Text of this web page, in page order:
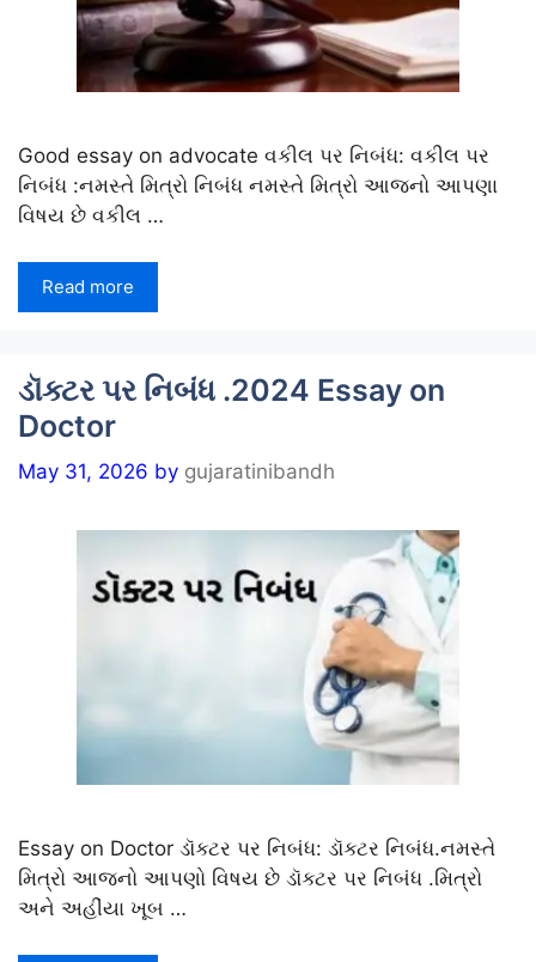
Good essay on advocate વકીલ પર નિબંધ: વકીલ પર
નિબંધ :નમસ્તે મિત્રો નિબંધ નમસ્તે મિત્રો આજનો આપણા
વિષય છે વકીલ …
Read more
ડૉક્ટર પર નિબંધ .2024 Essay on
Doctor
May 31, 2026 by gujaratinibandh
Essay on Doctor ડૉક્ટર પર નિબંધ: ડૉક્ટર નિબંધ.નમસ્તે
મિત્રો આજનો આપણો વિષય છે ડૉક્ટર પર નિબંધ .મિત્રો
અને અહીંયા ખૂબ …